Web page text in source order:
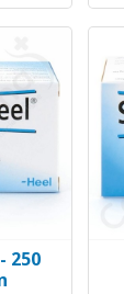
250